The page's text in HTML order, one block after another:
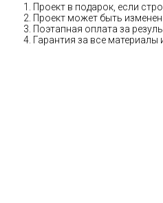
Проект в подарок, если
Проект может быть
Поэтапная оплата за
Гарантия за все